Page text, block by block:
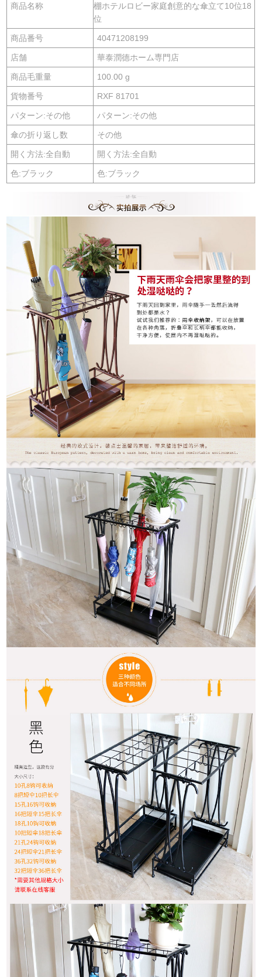
商品名称
棚ホテルロビー家庭創意的な傘立て10位18
位
商品番号 40471208199
店舗 華泰潤德ホーム専門店
商品毛重量 100.00 g
貨物番号 RXF 81701
パターン:その他 パターン:その他
傘の折り返し数 その他
開く方法:全自動 開く方法:全自動
色:ブラック 色:ブラック